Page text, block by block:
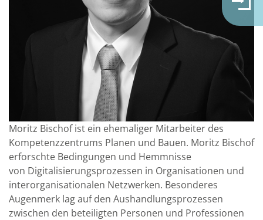
Moritz Bischof ist ein ehemaliger Mitarbeiter des
Kompetenzzentrums Planen und Bauen. Moritz Bischof
erforschte Bedingungen und Hemmnisse
von Digitalisierungsprozessen in Organisationen und
interorganisationalen Netzwerken. Besonderes
Augenmerk lag auf den Aushandlungsprozessen
zwischen den beteiligten Personen und Professionen